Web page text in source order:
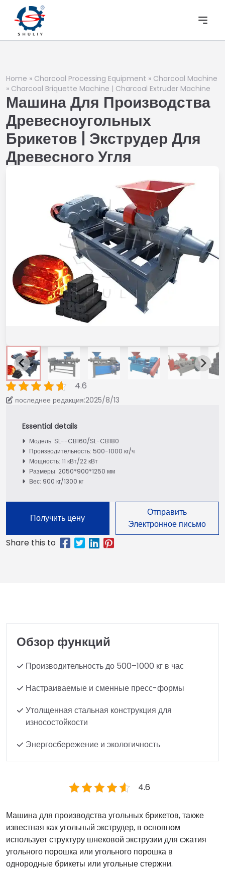
Home » Charcoal Processing Equipment » Charcoal Machine
» Charcoal Briquette Machine | Charcoal Extruder Machine
Машина Для Производства
Древесноугольных
Брикетов | Экструдер Для
Древесного Угля
4.6
последнее редакция:2025/8/13
Модель: SL--CB160/SL-CB180
Производительность: 500-1000 кг/ч
Мощность: 11 кВт/22 кВт
Размеры: 2050*900*1250 мм
Вес: 900 кг/1300 кг
Получить цену
Отправить
Электронное письмо
Обзор функций
Производительность до 500–1000 кг в час
Настраиваемые и сменные пресс-формы
Утолщенная стальная конструкция для
износостойкости
Энергосбережение и экологичность
4.6
Машина для производства угольных брикетов, также
известная как угольный экструдер, в основном
использует структуру шнековой экструзии для сжатия
угольного порошка или угольного порошка в
однородные брикеты или угольные стержни.